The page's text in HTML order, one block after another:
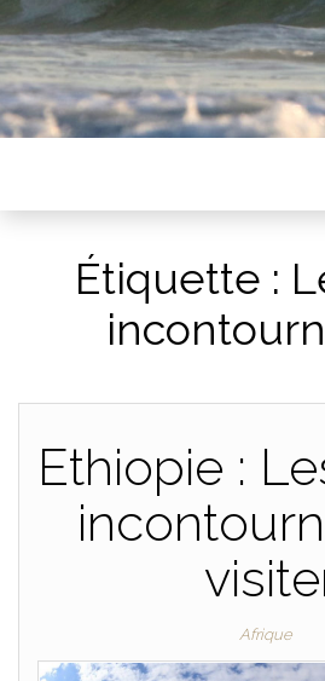
Étiquette :
Ethiopie :
Afrique